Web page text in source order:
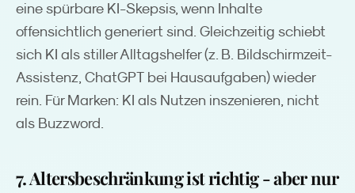
eine spürbare KI-Skepsis, wenn Inhalte
offensichtlich generiert sind. Gleichzeitig schiebt
sich KI als stiller Alltagshelfer (z. B. Bildschirmzeit-
Assistenz, ChatGPT bei Hausaufgaben) wieder
rein. Für Marken: KI als Nutzen inszenieren, nicht
als Buzzword.
7. Altersbeschränkung ist richtig - aber nur